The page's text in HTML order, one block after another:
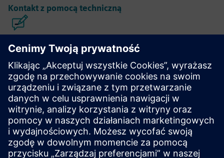
Kontakt z pomocą techniczną
Projektowanie i produkcja Calibre
IC
Pakiet narzędzi Calibre zapewnia dokładną, wydajną,
kompleksową weryfikację i optymalizację układów
scalonych we wszystkich węzłach procesu i stylach
projektowania, jednocześnie minimalizując zużycie
zasobów i harmonogramy taśmowania.
Ucz się od ekspertów